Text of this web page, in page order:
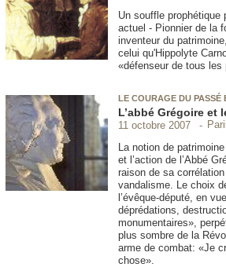
Un souffle prophétique
actuel - Pionnier de la
inventeur du
celui qu'Hippolyte
«défenseur de tous les
LE COURAGE DU
L’abbé Grégoire et
11 octobre 2007
La notion de
et l’action de l’Abbé
raison de sa
vandalisme. Le choix
l’évêque-député, en
déprédations,
monumentaires»,
plus sombre de la
arme de combat: «Je
chose».